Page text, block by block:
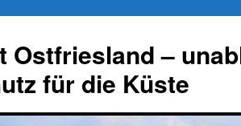
Ostfriesland –
für die Küste